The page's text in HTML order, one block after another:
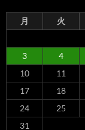
月 火
3
4
10
11
17
18
24
25
31